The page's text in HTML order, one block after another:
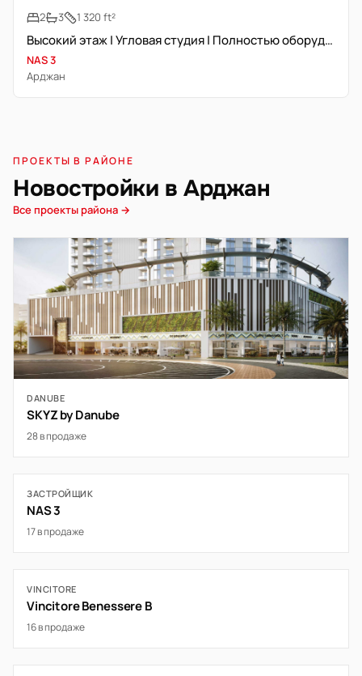
2
3 1 320 ft²
Высокий этаж | Угловая студия | Полностью оборудованная кухня
NAS 3
Арджан
ПРОЕКТЫ В РАЙОНЕ
Новостройки в Арджан
Все проекты района →
DANUBE
SKYZ by Danube
28 в продаже
ЗАСТРОЙЩИК
NAS 3
17 в продаже
VINCITORE
Vincitore Benessere B
16 в продаже